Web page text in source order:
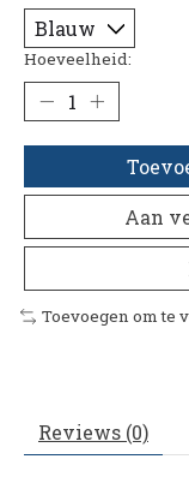
Hoeveelheid:
Aan
Toevoegen om te
Reviews (0)